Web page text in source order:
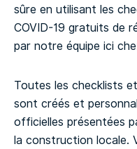
sûre en utilisant les
COVID-19 gratuits de
par notre équipe ici
Toutes les checklists
sont créés et
officielles présentées
la construction locale.